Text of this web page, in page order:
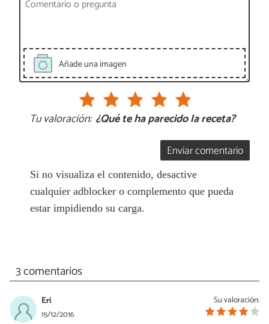
Añade una imagen
Tu valoración: ¿Qué te ha parecido la receta?
Enviar comentario
Si no visualiza el contenido, desactive
cualquier adblocker o complemento que pueda
estar impidiendo su carga.
3 comentarios
Su valoración:
Eri
15/12/2016